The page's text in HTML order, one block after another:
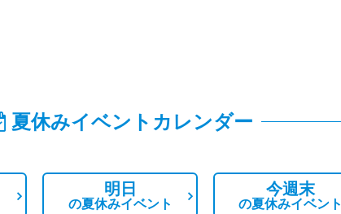
夏休みイベントカレンダー
明日
の夏休みイベント
今週末
の夏休みイベント